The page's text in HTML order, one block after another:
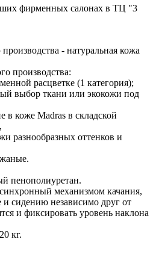
фирменных салонах в ТЦ "3
- натуральная кожа
производства:
расцветке (1 категория);
выбор ткани или экокожи под
коже Madras в складской
разнообразных оттенков и
пенополиуретан.
механизмом качания,
и сидению независимо друг от
и фиксировать уровень наклона
кг.